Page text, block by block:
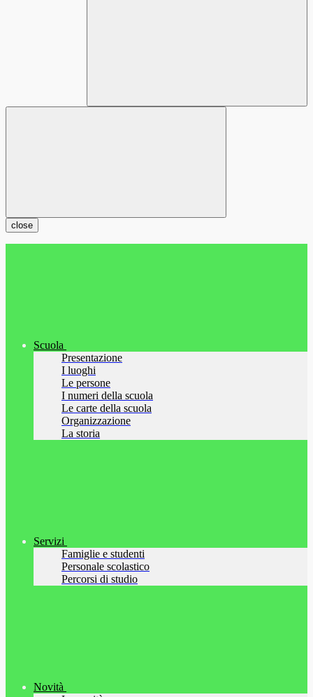
close
Scuola
Presentazione
I luoghi
Le persone
I numeri della scuola
Le carte della scuola
Organizzazione
La storia
Servizi
Famiglie e studenti
Personale scolastico
Percorsi di studio
Novità